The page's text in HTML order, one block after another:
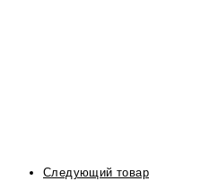
Следующий товар